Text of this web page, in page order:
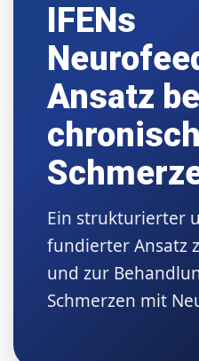
IFENs
Ansatz
Ein strukturierter
fundierter Ansatz
und zur
Schmerzen mit